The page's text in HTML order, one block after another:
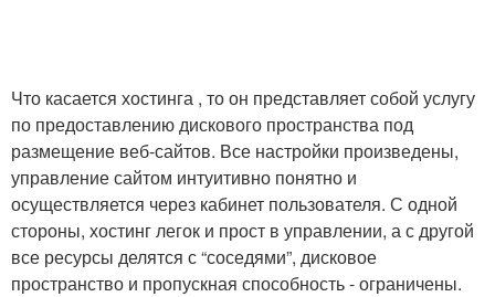
Что касается хостинга , то он представляет собой услугу
по предоставлению дискового пространства под
размещение веб-сайтов. Все настройки произведены,
управление сайтом интуитивно понятно и
осуществляется через кабинет пользователя. С одной
стороны, хостинг легок и прост в управлении, а с другой
все ресурсы делятся с “соседями”, дисковое
пространство и пропускная способность - ограничены.